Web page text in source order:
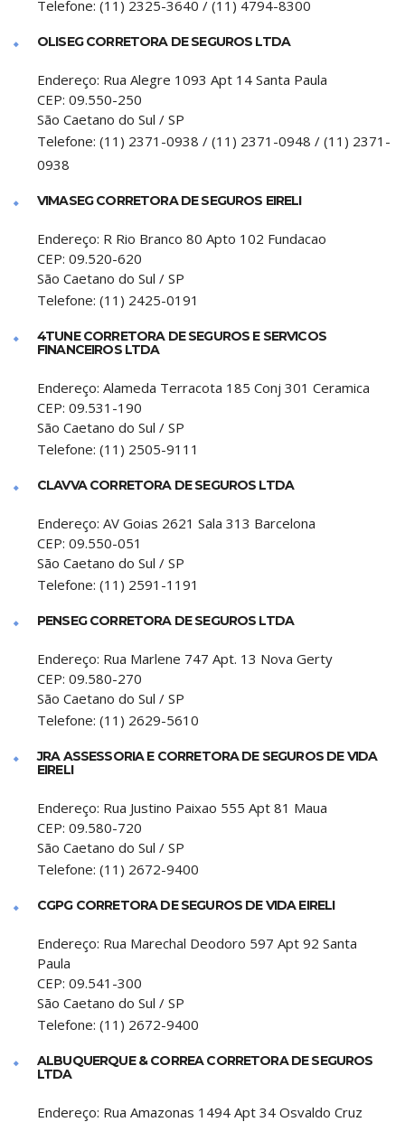
Telefone: (11) 2325-3640 / (11) 4794-8300
OLISEG CORRETORA DE SEGUROS LTDA
Endereço: Rua Alegre 1093 Apt 14 Santa Paula
CEP: 09.550-250
São Caetano do Sul / SP
Telefone: (11) 2371-0938 / (11) 2371-0948 / (11) 2371-
0938
VIMASEG CORRETORA DE SEGUROS EIRELI
Endereço: R Rio Branco 80 Apto 102 Fundacao
CEP: 09.520-620
São Caetano do Sul / SP
Telefone: (11) 2425-0191
4TUNE CORRETORA DE SEGUROS E SERVICOS
FINANCEIROS LTDA
Endereço: Alameda Terracota 185 Conj 301 Ceramica
CEP: 09.531-190
São Caetano do Sul / SP
Telefone: (11) 2505-9111
CLAVVA CORRETORA DE SEGUROS LTDA
Endereço: AV Goias 2621 Sala 313 Barcelona
CEP: 09.550-051
São Caetano do Sul / SP
Telefone: (11) 2591-1191
PENSEG CORRETORA DE SEGUROS LTDA
Endereço: Rua Marlene 747 Apt. 13 Nova Gerty
CEP: 09.580-270
São Caetano do Sul / SP
Telefone: (11) 2629-5610
JRA ASSESSORIA E CORRETORA DE SEGUROS DE VIDA
EIRELI
Endereço: Rua Justino Paixao 555 Apt 81 Maua
CEP: 09.580-720
São Caetano do Sul / SP
Telefone: (11) 2672-9400
CGPG CORRETORA DE SEGUROS DE VIDA EIRELI
Endereço: Rua Marechal Deodoro 597 Apt 92 Santa
Paula
CEP: 09.541-300
São Caetano do Sul / SP
Telefone: (11) 2672-9400
ALBUQUERQUE & CORREA CORRETORA DE SEGUROS
LTDA
Endereço: Rua Amazonas 1494 Apt 34 Osvaldo Cruz